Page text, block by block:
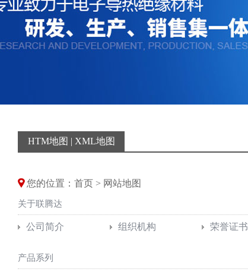
HTM地图 | XML地图
您的位置：首页 > 网站地图
关于联腾达
公司简介 组织机构 荣誉证书
产品系列